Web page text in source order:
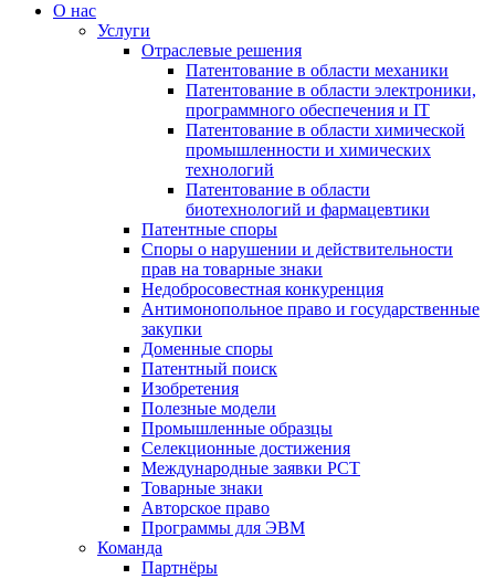
О нас
Услуги
Отраслевые решения
Патентование в области механики
Патентование в области электроники,
программного обеспечения и IT
Патентование в области химической
промышленности и химических
технологий
Патентование в области
биотехнологий и фармацевтики
Патентные споры
Споры о нарушении и действительности
прав на товарные знаки
Недобросовестная конкуренция
Антимонопольное право и государственные
закупки
Доменные споры
Патентный поиск
Изобретения
Полезные модели
Промышленные образцы
Селекционные достижения
Международные заявки PCT
Товарные знаки
Авторское право
Программы для ЭВМ
Команда
Партнёры